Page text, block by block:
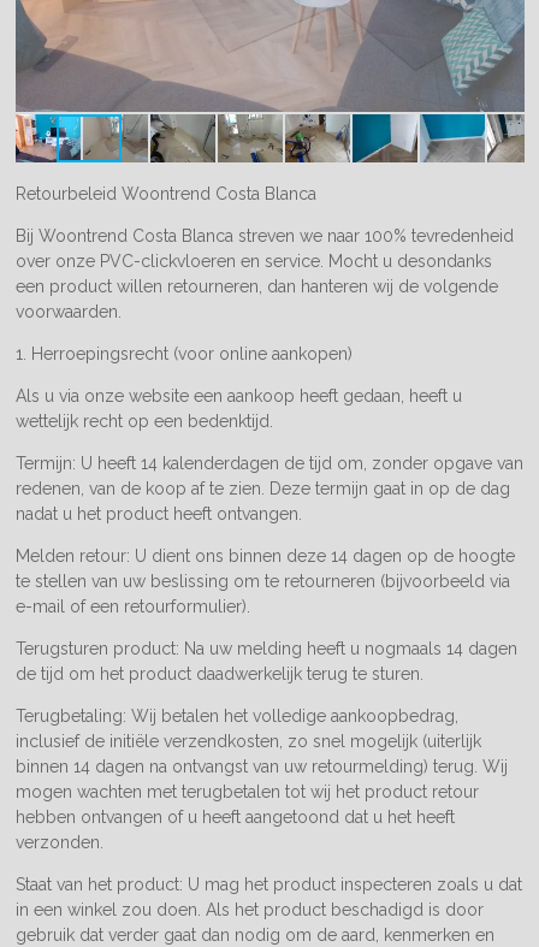
Retourbeleid Woontrend Costa Blanca
Bij Woontrend Costa Blanca streven we naar 100% tevredenheid
over onze PVC-clickvloeren en service. Mocht u desondanks
een product willen retourneren, dan hanteren wij de volgende
voorwaarden.
1. Herroepingsrecht (voor online aankopen)
Als u via onze website een aankoop heeft gedaan, heeft u
wettelijk recht op een bedenktijd.
Termijn: U heeft 14 kalenderdagen de tijd om, zonder opgave van
redenen, van de koop af te zien. Deze termijn gaat in op de dag
nadat u het product heeft ontvangen.
Melden retour: U dient ons binnen deze 14 dagen op de hoogte
te stellen van uw beslissing om te retourneren (bijvoorbeeld via
e-mail of een retourformulier).
Terugsturen product: Na uw melding heeft u nogmaals 14 dagen
de tijd om het product daadwerkelijk terug te sturen.
Terugbetaling: Wij betalen het volledige aankoopbedrag,
inclusief de initiële verzendkosten, zo snel mogelijk (uiterlijk
binnen 14 dagen na ontvangst van uw retourmelding) terug. Wij
mogen wachten met terugbetalen tot wij het product retour
hebben ontvangen of u heeft aangetoond dat u het heeft
verzonden.
Staat van het product: U mag het product inspecteren zoals u dat
in een winkel zou doen. Als het product beschadigd is door
gebruik dat verder gaat dan nodig om de aard, kenmerken en